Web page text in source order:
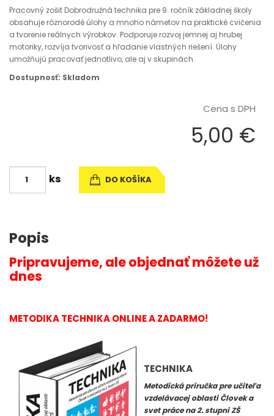
Pracovný zošit Dobrodružná technika pre 9. ročník základnej školy
obsahuje rôznorodé úlohy a mnoho námetov na praktické cvičenia
a tvorenie reálnych výrobkov. Podporuje rozvoj jemnej aj hrubej
motoriky, rozvíja tvorivosť a hľadanie vlastných riešení. Úlohy
umožňujú pracovať jednotlivo, ale aj v skupinách.
Dostupnosť: Skladom
Cena s DPH
5,00 €
ks DO KOŠÍKA
Popis
Pripravujeme, ale objednať môžete už
dnes
METODIKA TECHNIKA ONLINE A ZADARMO!
TECHNIKA
Metodická príručka pre učiteľa
vzdelávacej oblasti Človek a
svet práce na 2. stupni ZŠ